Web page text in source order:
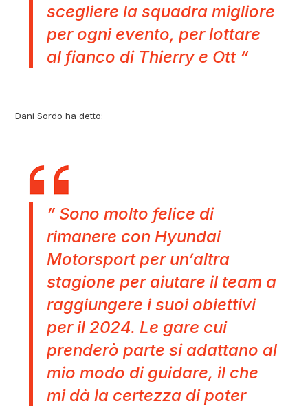
scegliere la squadra migliore
per ogni evento, per lottare
al fianco di Thierry e Ott “
Dani Sordo ha detto:
” Sono molto felice di
rimanere con Hyundai
Motorsport per un’altra
stagione per aiutare il team a
raggiungere i suoi obiettivi
per il 2024. Le gare cui
prenderò parte si adattano al
mio modo di guidare, il che
mi dà la certezza di poter